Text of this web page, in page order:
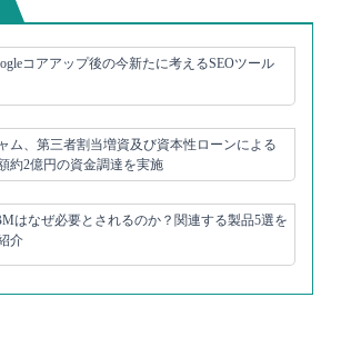
コアアップ後の今新たに考えるSEOツール
ム、第三者割当増資及び資本性ローンによる
約2億円の資金調達を実施
はなぜ必要とされるのか？関連する製品5選を
介